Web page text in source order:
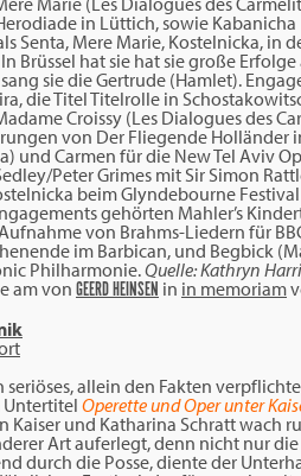
in Lüttich, sowie
Senta, Mere Marie, Kostelnicka,
Brüssel hat sie hat sie große
sie die Gertrude (Hamlet).
die Titel Titelrolle in
Croissy (Les Dialogues des
von Der Fliegende Holländer
und Carmen für die New Tel Aviv
Peter Grimes mit Sir Simon
beim Glyndebourne
gehörten Mahler’s
von Brahms-Liedern für
im Barbican, und Begbick
Philharmonie.Quelle: Kathryn
amvon GEERD HEINSEN in in memoriam
allein den Fakten
Operette und Oper unter
Kaiser und Katharina Schratt wach
Art auferlegt, denn nicht nur
durch die Posse, diente der